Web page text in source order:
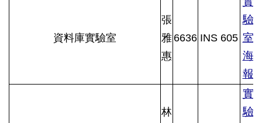
資料庫實驗室
張
雅
惠
6636 INS 605
驗
室
海
報
林
實
驗